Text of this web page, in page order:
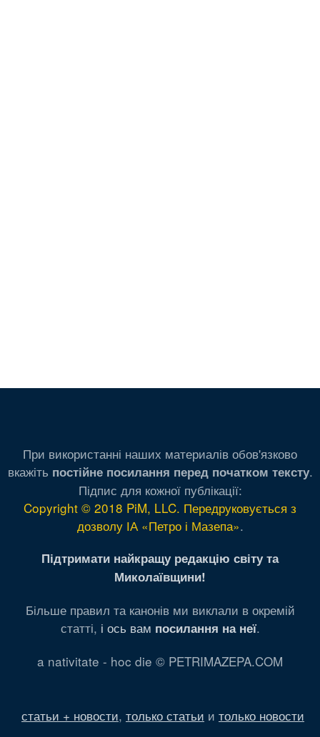
При використанні наших материалів обов'язково
вкажіть постійне посилання перед початком тексту.
Підпис для кожної публікації:
Copyright © 2018 PiM, LLC. Передруковується з
дозволу ІА «Петро і Мазепа».
Підтримати найкращу редакцію світу та
Миколаївщини!
Більше правил та канонів ми виклали в окремій
статті, і ось вам посилання на неї.
a nativitate - hoc die © PETRIMAZEPA.COM
статьи + новости, только статьи и только новости